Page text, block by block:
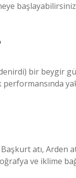
bir beygir
performansında
atı, Arden
ve iklime